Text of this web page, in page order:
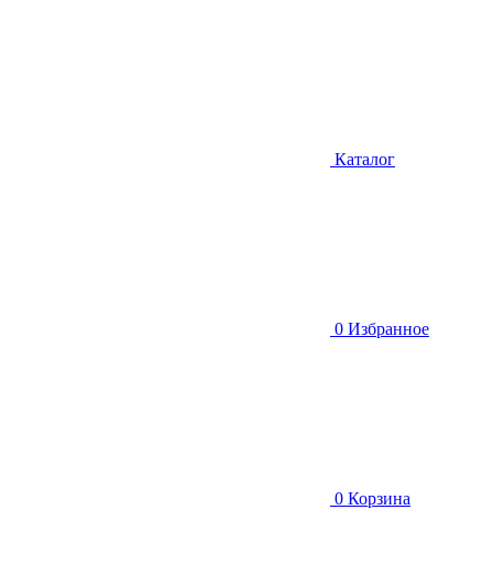
Каталог
0 Избранное
0 Корзина